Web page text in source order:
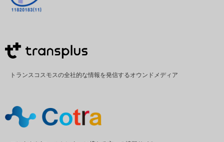
トランスコスモスの全社的な情報を発信するオウンドメディア